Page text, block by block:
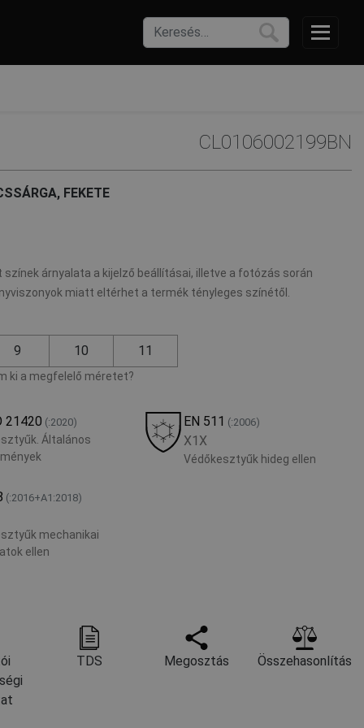
CL0106002199BN
FEKETE
árnyalata a kijelző beállításai, illetve a fotózás során
miatt eltérhet a termék tényleges színétől.
9 10 11
ki a megfelelő méretet?
21420 (:2020)
Általános
EN 511 (:2006)
X1X
Védőkesztyűk hideg ellen
(:2016+A1:2018)
mechanikai
ellen
TDS Megosztás Összehasonlítás